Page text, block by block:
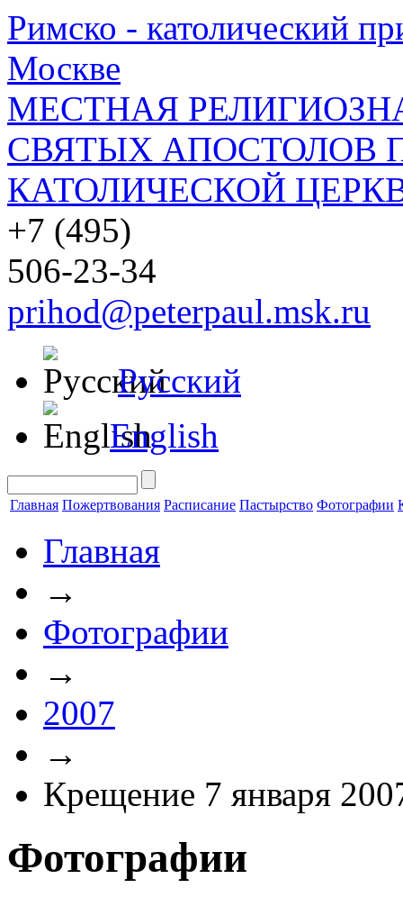
Римско - католический
Москве
МЕСТНАЯ
СВЯТЫХ АПОСТОЛОВ
КАТОЛИЧЕСКОЙ
+7 (495)
506-23-34
prihod@peterpaul.msk.ru
Русский
English
Главная Пожертвования Расписание Пастырство Фотографии
Главная
→
Фотографии
→
2007
→
Крещение 7 января
Фотографии